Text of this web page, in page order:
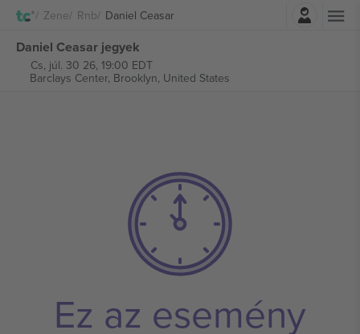
Zene Rnb Daniel Ceasar
Daniel Ceasar jegyek
Cs, júl. 30 26, 19:00 EDT
Barclays Center, Brooklyn, United States
Ez az esemény